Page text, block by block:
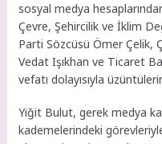
sosyal medya
Çevre, Şehircilik ve İklim
Parti Sözcüsü Ömer Çelik,
Vedat Işıkhan ve Ticaret
vefatı dolayısıyla
Yiğit Bulut, gerek medya
kademelerindeki